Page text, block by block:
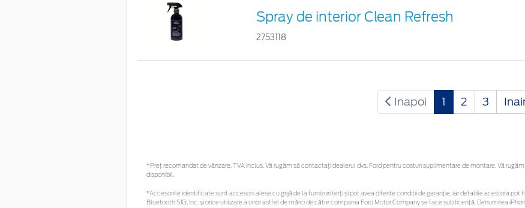
Spray de interior Clean Refresh
2753118
Inapoi 1 2 3
*Preţ recomandat de vânzare, TVA inclus. Vă rugăm să contactaţi dealerul dvs. Ford pentru costuri suplimentare de montare. Vă
disponibil.
*Accesoriile identificate sunt accesorii alese cu grijă de la furnizori terți și pot avea diferite condiții de garanție, iar detaliile acestora
Bluetooth SIG, Inc. și orice utilizare a unor astfel de mărci de către compania Ford Motor Company se face sub licență. Denumirea